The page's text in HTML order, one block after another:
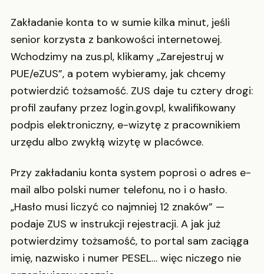
Zakładanie konta to w sumie kilka minut, jeśli
senior korzysta z bankowości internetowej.
Wchodzimy na zus.pl, klikamy „Zarejestruj w
PUE/eZUS”, a potem wybieramy, jak chcemy
potwierdzić tożsamość. ZUS daje tu cztery drogi:
profil zaufany przez login.gov.pl, kwalifikowany
podpis elektroniczny, e-wizytę z pracownikiem
urzędu albo zwykłą wizytę w placówce.
Przy zakładaniu konta system poprosi o adres e-
mail albo polski numer telefonu, no i o hasło.
„Hasło musi liczyć co najmniej 12 znaków” —
podaje ZUS w instrukcji rejestracji. A jak już
potwierdzimy tożsamość, to portal sam zaciąga
imię, nazwisko i numer PESEL… więc niczego nie